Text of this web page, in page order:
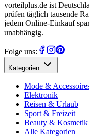
vorteilplus.de ist
prüfen täglich tausende
jedem Online-Einkauf
unabhängig.
Folge uns:
Kategorien
Mode &
Elektronik
Reisen & Urlaub
Sport & Freizeit
Beauty & Kosmetik
Alle Kategorien